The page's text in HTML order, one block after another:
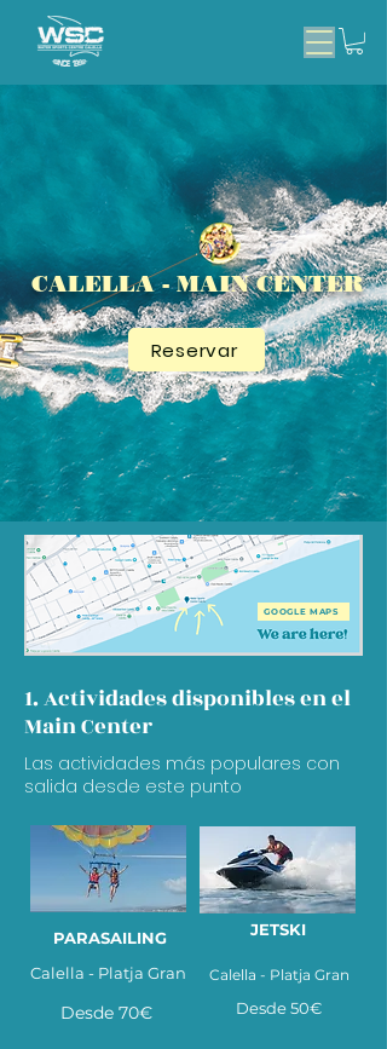
CALELLA - MAIN CENTER
Reservar
GOOGLE MAPS
1. Actividades disponibles en el
Main Center
Las actividades más populares con
salida desde este punto
PARASAILING
Calella - Platja Gran
Desde 70€
JETSKI
Calella - Platja Gran
Desde 50€